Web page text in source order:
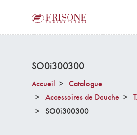
SO0i300300
Accueil
Catalogue
Accessoires de Douche
SO0i300300